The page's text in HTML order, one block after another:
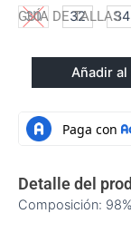
30 32 34
Añadir
GUÍA DE TALLAS
Detalle del
Composición: